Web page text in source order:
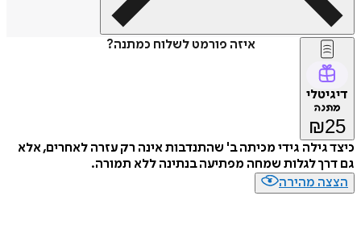
איזה פורמט לשלוח כמתנה?
דיגיטלי
מתנה
₪25
כיצד גילה גידי מכיתה ב' שהתנדבות אינה רק עזרה לאחרים, אלא
גם דרך לגלות שמחה מפתיעה בנתינה ללא תמורה.
הצצה מהירה